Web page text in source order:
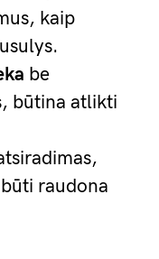
kaip
be
būtina atlikti
raudona